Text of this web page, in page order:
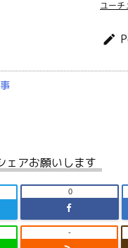
ユーチ

ェアお願いします
0
-